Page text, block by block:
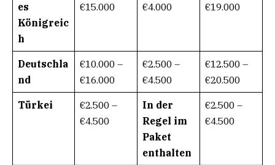
es
Königreic
h
€15.000
€4.000
€19.000
Deutschla
nd
€10.000 –
€16.000
€2.500 –
€4.500
€12.500 –
€20.500
Türkei
€2.500 –
€4.500
In der
Regel im
Paket
enthalten
€2.500 –
€4.500